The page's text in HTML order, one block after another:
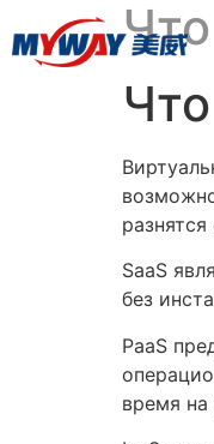
SaaS
без
PaaS
время на